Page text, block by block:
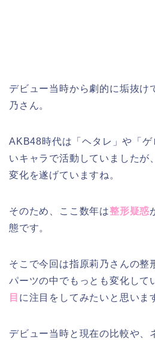
デビュー当時から劇的に垢抜け
乃さん。
AKB48時代は「ヘタレ」や「
いキャラで活動していましたが
変化を遂げていますね。
そのため、ここ数年は整形疑惑
態です。
そこで今回は指原莉乃さんの整
パーツの中でもっとも変化して
目 に注目をしてみたいと思いま
デビュー当時と現在の比較や、